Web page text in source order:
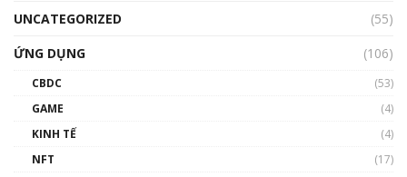
UNCATEGORIZED
(55)
ỨNG DỤNG
(106)
CBDC
(53)
GAME
(4)
KINH TẾ
(4)
NFT
(17)